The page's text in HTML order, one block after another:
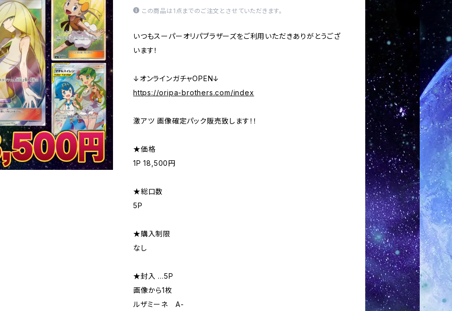
この商品は1点までのご注文とさせていただきます。
いつもスーパーオリパブラザーズをご利用いただきありがとうござ
います！
↓オンラインガチャOPEN↓
https://oripa-brothers.com/index
激アツ 画像確定パック販売致します！！
★価格
1P 18,500円
★総口数
5P
★購入制限
なし
★封入 …5P
画像から1枚
ルザミーネ A-